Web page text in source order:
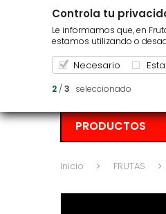
¿Repartimos en tu
PRODUCTOS
Inicio FRUTAS
Controla tu
Le informamos que, en
estamos utilizando o
Necesario
2 /3 seleccionado